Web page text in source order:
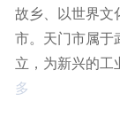
故乡、以世界文
市。天门市属于
立，为新兴的工
多